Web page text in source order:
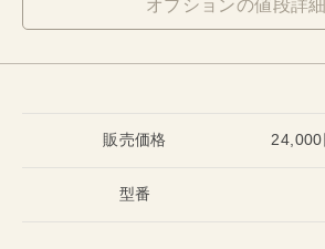
オプションの値段詳細
販売価格 24,000
型番